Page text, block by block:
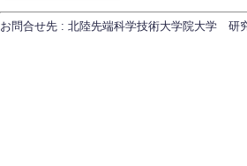
お問合せ先 : 北陸先端科学技術大学院大学 研